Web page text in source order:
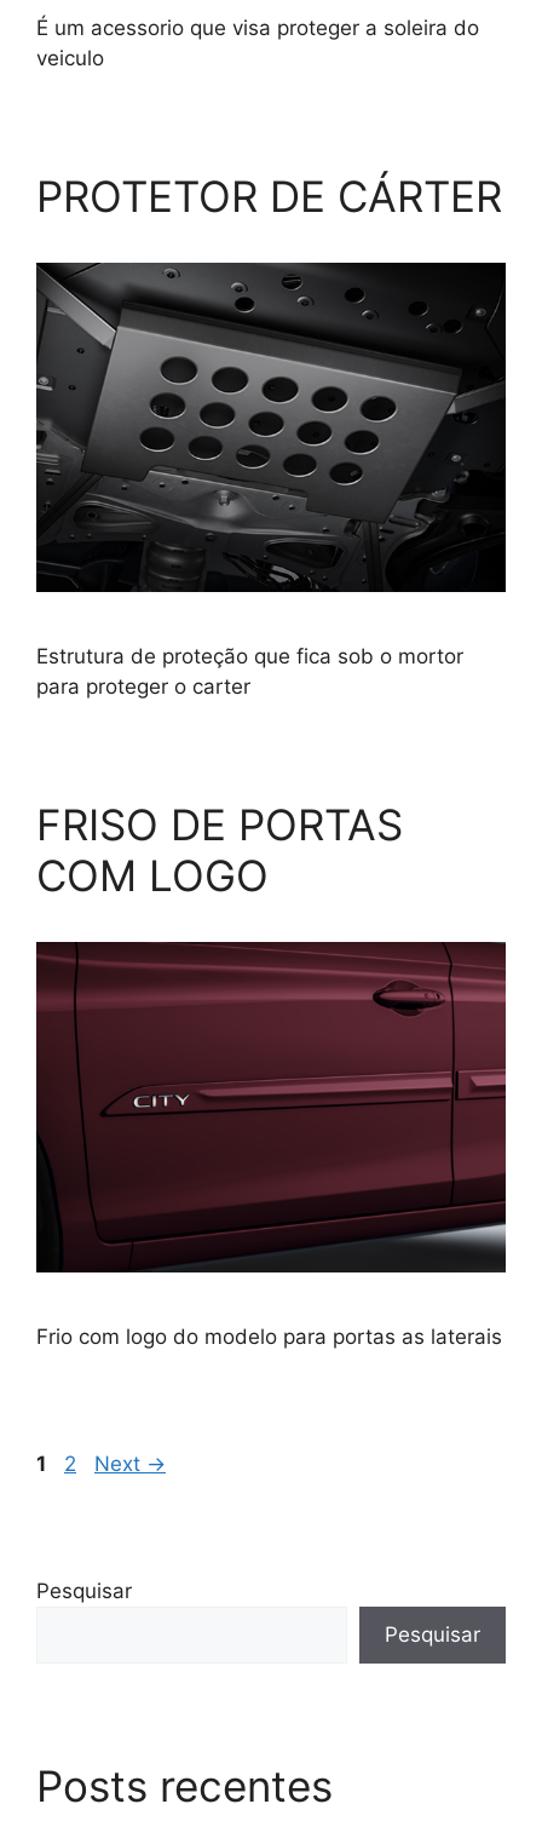
É um acessorio que visa proteger a soleira do
veiculo
PROTETOR DE CÁRTER
Estrutura de proteção que fica sob o mortor
para proteger o carter
FRISO DE PORTAS
COM LOGO
Frio com logo do modelo para portas as laterais
Page
1 Page
2 Next →
Pesquisar
Pesquisar
Posts recentes